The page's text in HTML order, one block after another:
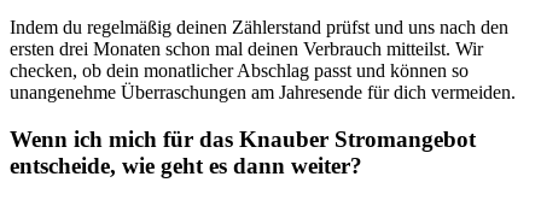
Indem du regelmäßig deinen Zählerstand prüfst und uns nach den
ersten drei Monaten schon mal deinen Verbrauch mitteilst. Wir
checken, ob dein monatlicher Abschlag passt und können so
unangenehme Überraschungen am Jahresende für dich vermeiden.
Wenn ich mich für das Knauber Stromangebot
entscheide, wie geht es dann weiter?